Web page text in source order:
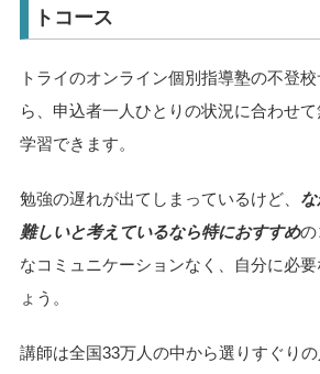
トコース
トライのオンライン個別指導塾の不登
ら、申込者一人ひとりの状況に合わせ
学習できます。
勉強の遅れが出てしまっているけど、
難しいと考えているなら特におすすめの
なコミュニケーションなく、自分に必
ょう。
講師は全国33万人の中から選りすぐり